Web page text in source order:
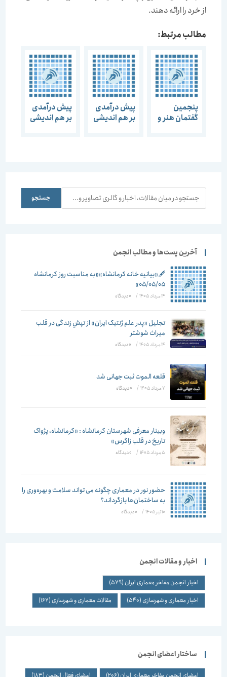
از خرد را ارائه دهند.
مطالب مرتبط:
پنجمین
گفتمان هنر و
پیش درآمدی
بر هم اندیشی
پیش درآمدی
بر هم اندیشی
جستجو جستجو
آخرین پست‌ها و مطالب انجمن
🖋️«بیانیه خانه کرمانشاه»«به مناسبت روز کرمانشاه
۰۵/۰۵/۰۵»
14 مرداد 1405 / ۰ دیدگاه
تجلیل «پدر علم ژنتیک ایران» از تپشِ زندگی در قلب
میراث شوشتر
14 مرداد 1405 / ۰ دیدگاه
قلعه الموت ثبت جهانی شد
7 مرداد 1405 / ۰ دیدگاه
وبینار معرفی شهرستان کرمانشاه : «کرمانشاه، پژواک
تاریخ در قلب زاگرس»
5 مرداد 1405 / ۰ دیدگاه
حضور نور در معماری چگونه می تواند سلامت و بهره‌وری را
به ساختمان‌ها بازگرداند؟
10 تیر 1405 / ۰ دیدگاه
اخبار و مقالات انجمن
اخبار انجمن مفاخر معماری ایران(579)
اخبار معماری و شهرسازی(540) مقالات معماری و شهرسازی(167)
ساختار اعضای انجمن